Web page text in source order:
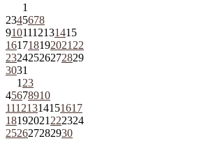
1
2345678
9101112131415
161718192021 22
23242526272829
3031
1 23
45678910
11121314151617
18192021 222324
252627282930